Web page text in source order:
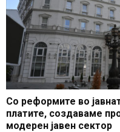
Со реформите во
платите, создаваме
модерен јавен сектор